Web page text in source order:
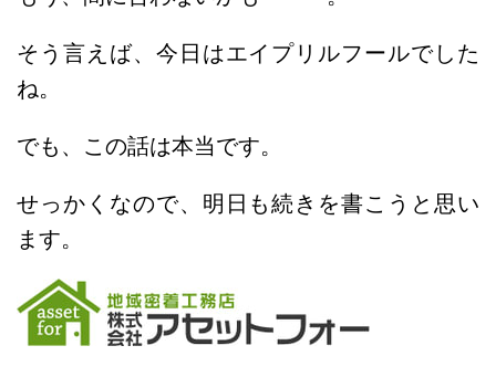
そう言えば、今日はエイプリルフールでした
ね。
でも、この話は本当です。
せっかくなので、明日も続きを書こうと思い
ます。